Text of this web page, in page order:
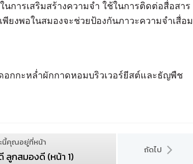
การเสริมสร้างความจำ ใช้ในการติดต่อสื่อสาร
ยงพอในสมองจะช่วยป้องกันภาวะความจำเสื่อม
อกกะหล่ำผักกาดหอมบริวเวอร์ยีสต์และธัญพืช
นี้คุณอยู่ที่หน้า
ลูกสมองดี (หน้า 1)
ถัดไป